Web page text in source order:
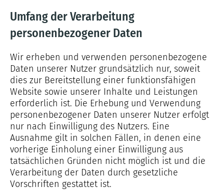
Umfang der Verarbeitung
personenbezogener Daten
Wir erheben und verwenden personenbezogene
Daten unserer Nutzer grundsätzlich nur, soweit
dies zur Bereitstellung einer funktionsfähigen
Website sowie unserer Inhalte und Leistungen
erforderlich ist. Die Erhebung und Verwendung
personenbezogener Daten unserer Nutzer erfolgt
nur nach Einwilligung des Nutzers. Eine
Ausnahme gilt in solchen Fällen, in denen eine
vorherige Einholung einer Einwilligung aus
tatsächlichen Gründen nicht möglich ist und die
Verarbeitung der Daten durch gesetzliche
Vorschriften gestattet ist.